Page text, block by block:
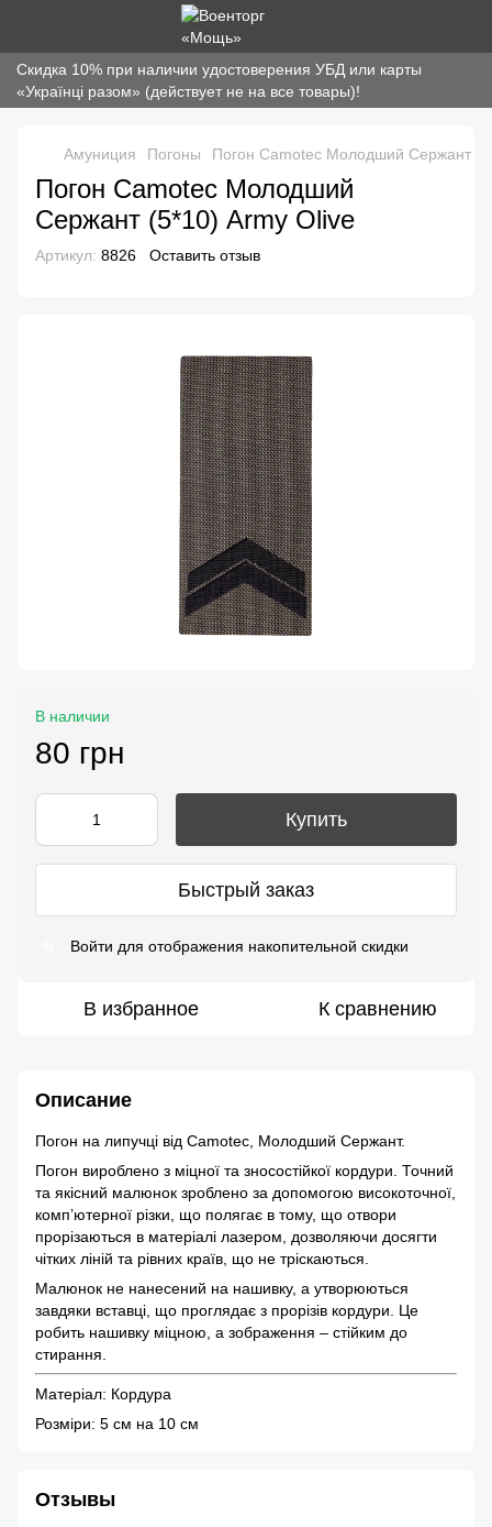
Скидка 10% при наличии удостоверения УБД или карты
«Українці разом» (действует не на все товары)!
Амуниция Погоны Погон Camotec Молодший Сержант
Погон Camotec Молодший
Сержант (5*10) Army Olive
Артикул: 8826 Оставить отзыв
В наличии
80 грн
Купить
Быстрый заказ
Войти для отображения накопительной скидки
В избранное К сравнению
Описание
Погон на липучці від Camotec, Молодший Сержант.
Погон вироблено з міцної та зносостійкої кордури. Точний
та якісний малюнок зроблено за допомогою високоточної,
комп’ютерної різки, що полягає в тому, що отвори
прорізаються в матеріалі лазером, дозволяючи досягти
чітких ліній та рівних країв, що не тріскаються.
Малюнок не нанесений на нашивку, а утворюються
завдяки вставці, що проглядає з прорізів кордури. Це
робить нашивку міцною, а зображення – стійким до
стирання.
Матеріал: Кордура
Розміри: 5 см на 10 см
Отзывы